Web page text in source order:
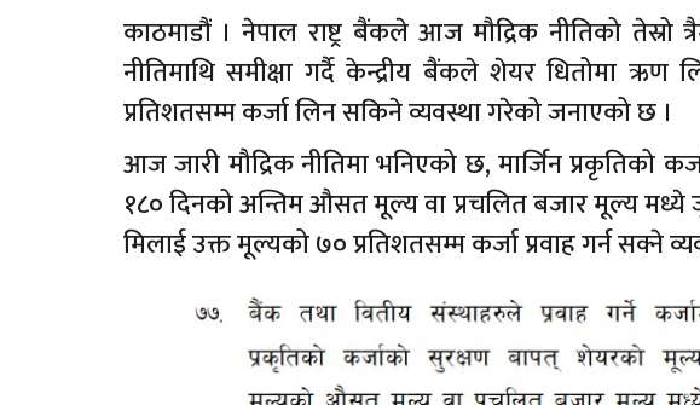
काठमाडौं । नेपाल राष्ट्र बैंकले आज मौद्रिक नीतिको तेस्रो
नीतिमाथि समीक्षा गर्दै केन्द्रीय बैंकले शेयर धितोमा
प्रतिशतसम्म कर्जा लिन सकिने व्यवस्था गरेको जनाएको छ ।
आज जारी मौद्रिक नीतिमा भनिएको छ, मार्जिन प्रकृतिको
१८० दिनको अन्तिम औसत मूल्य वा प्रचलित बजार मूल्य
मिलाई उक्त मूल्यको ७० प्रतिशतसम्म कर्जा प्रवाह गर्न सक्ने